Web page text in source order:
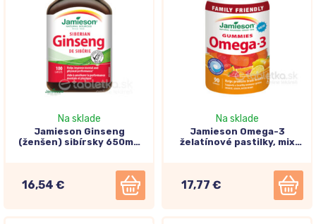
Na sklade
Jamieson Ginseng
(ženšen) sibírsky 650mg
16,54 €
Na sklade
Jamieson Omega-3
želatínové pastilky, mix
17,77 €